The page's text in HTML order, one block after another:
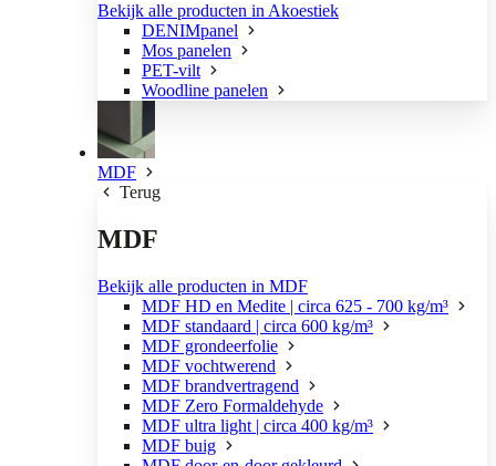
Bekijk alle producten in Akoestiek
DENIMpanel
Mos panelen
PET-vilt
Woodline panelen
MDF
Terug
MDF
Bekijk alle producten in MDF
MDF HD en Medite | circa 625 - 700 kg/m³
MDF standaard | circa 600 kg/m³
MDF grondeerfolie
MDF vochtwerend
MDF brandvertragend
MDF Zero Formaldehyde
MDF ultra light | circa 400 kg/m³
MDF buig